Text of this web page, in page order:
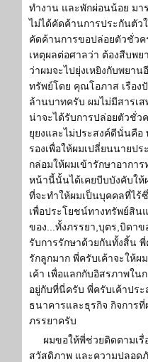
ทำงาน และพักผ่อนน้อย ม
ไม่ได้คัดค้านการประกันตั
คัดค้านการขอปล่อยตัวชั่ว
เหตุผลต่อศาลว่า ต้องสืบพย
ว่าผมจะไปยุ่งเหยิงกับพยา
ทรัพย์โดย คุณโอภาส เรือ
ล้านบาทครับ ผมไม่มีสารเ
น่าจะได้รับการปล่อยตัวชั่ว
ยุยงและไม่ประสงค์ดีนั่นคือ
รองเพื่อให้ผมเปลี่ยนนายป
กล่อมให้ผมเข้ารักษาอากา
หน้านี้นั้นได้เคยบีบบังคับใ
ที่จะทำให้ผมเป็นบุคคลที่ไร้
เพื่อประโยชน์ทางทรัพย์สิน
ของ...ทั้งภรรยา,บุตร,บิดาข
รับการรักษาด้วยกันทั้งสิ้น
รักลูกมาก พี่ครับเค้าจะให้
เค้า เพื่อแลกกับอิสรภาพใ
อยู่กับที่นี่ครับ พี่ครับเค้าปร
ธนาคารและธุรกิจ กิจการ
ภรรยาครับ
ผมขอให้พี่ช่วยติดตามเรื่
สวัสดิภาพ และความปลอด